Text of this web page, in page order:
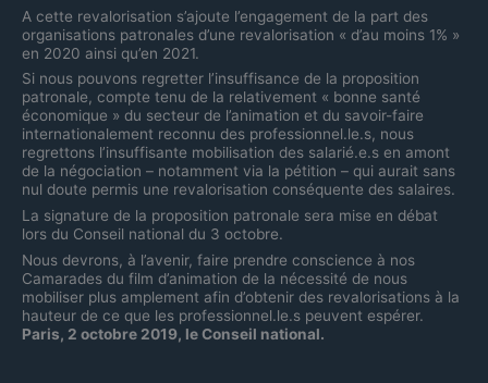
A cette revalorisation s’ajoute l’engagement de la part des
organisations patronales d’une revalorisation « d’au moins 1% »
en 2020 ainsi qu’en 2021.
Si nous pouvons regretter l’insuffisance de la proposition
patronale, compte tenu de la relativement « bonne santé
économique » du secteur de l’animation et du savoir-faire
internationalement reconnu des professionnel.le.s, nous
regrettons l’insuffisante mobilisation des salarié.e.s en amont
de la négociation – notamment via la pétition – qui aurait sans
nul doute permis une revalorisation conséquente des salaires.
La signature de la proposition patronale sera mise en débat
lors du Conseil national du 3 octobre.
Nous devrons, à l’avenir, faire prendre conscience à nos
Camarades du film d’animation de la nécessité de nous
mobiliser plus amplement afin d’obtenir des revalorisations à la
hauteur de ce que les professionnel.le.s peuvent espérer.
Paris, 2 octobre 2019, le Conseil national.